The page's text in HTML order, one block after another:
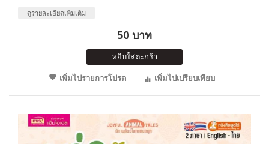
ดูรายละเอียดเพิ่มเติม
50 บาท
หยิบใส่ตะกร้า
เพิ่มไปรายการโปรด
เพิ่มไปเปรียบเทียบ